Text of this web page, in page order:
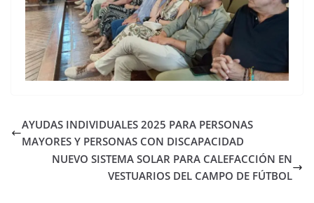
AYUDAS INDIVIDUALES 2025 PARA PERSONAS
MAYORES Y PERSONAS CON DISCAPACIDAD
NUEVO SISTEMA SOLAR PARA CALEFACCIÓN EN
VESTUARIOS DEL CAMPO DE FÚTBOL